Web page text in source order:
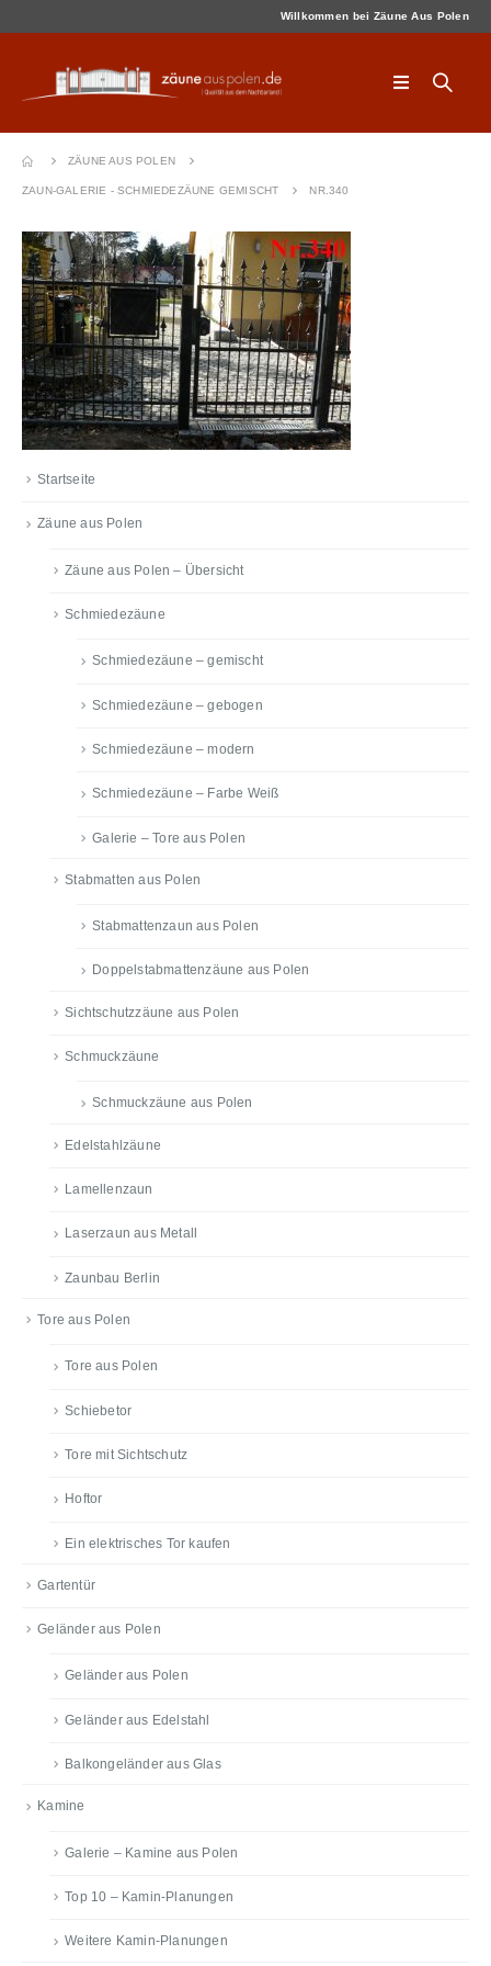
Willkommen bei Zäune Aus Polen
ZÄUNE AUS POLEN
ZAUN-GALERIE - SCHMIEDEZÄUNE GEMISCHT NR.340
Startseite
Zäune aus Polen
Zäune aus Polen – Übersicht
Schmiedezäune
Schmiedezäune – gemischt
Schmiedezäune – gebogen
Schmiedezäune – modern
Schmiedezäune – Farbe Weiß
Galerie – Tore aus Polen
Stabmatten aus Polen
Stabmattenzaun aus Polen
Doppelstabmattenzäune aus Polen
Sichtschutzzäune aus Polen
Schmuckzäune
Schmuckzäune aus Polen
Edelstahlzäune
Lamellenzaun
Laserzaun aus Metall
Zaunbau Berlin
Tore aus Polen
Tore aus Polen
Schiebetor
Tore mit Sichtschutz
Hoftor
Ein elektrisches Tor kaufen
Gartentür
Geländer aus Polen
Geländer aus Polen
Geländer aus Edelstahl
Balkongeländer aus Glas
Kamine
Galerie – Kamine aus Polen
Top 10 – Kamin-Planungen
Weitere Kamin-Planungen